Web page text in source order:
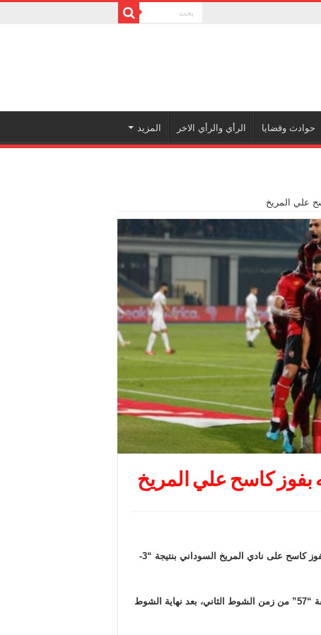
حوادث وقضايا الرأي والرأي الاخر المزيد
علي المريخ
بفوز كاسح علي المريخ
بدأ النادي الأهلي مشوار الدفاع عن لقبه في دوري أبطال إفريقيا بفوز كاسح على نادي المريخ السوداني بنتيجة “3-
سجل الأهلي الهدف الأول عن طريق محمد مجدي قفشة في الدقيقة “57” من زمن الشوط الثاني، بعد نهاية الشوط